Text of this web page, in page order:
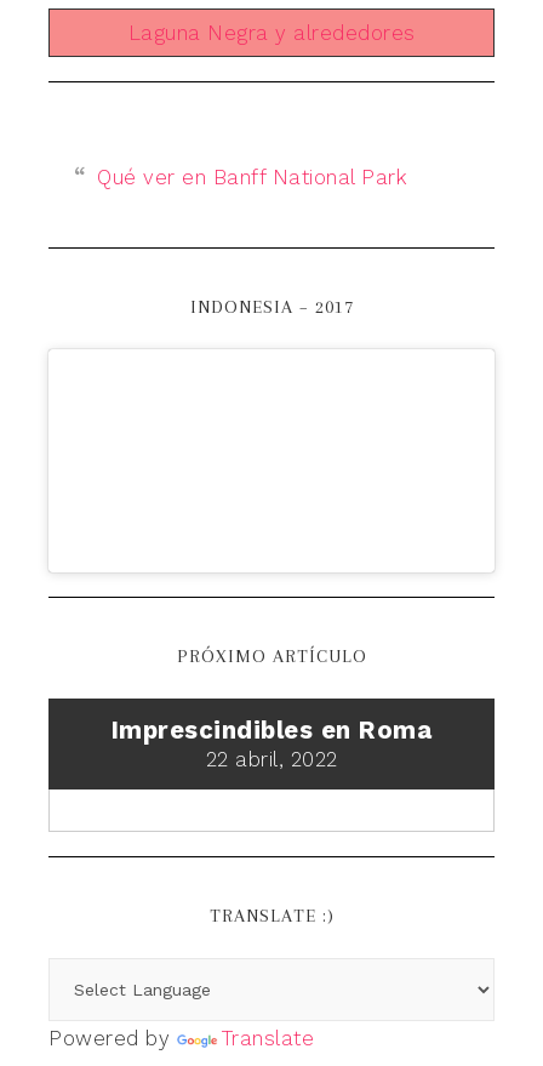
Laguna Negra y alrededores
Qué ver en Banff National Park
INDONESIA – 2017
PRÓXIMO ARTÍCULO
Imprescindibles en Roma
22 abril, 2022
TRANSLATE :)
Powered by Translate